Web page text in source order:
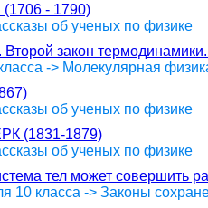
- 1790)
об ученых по физике
Второй закон
-> Молекулярная
об ученых по физике
(1831-1879)
об ученых по физике
тел может совершить
10 класса -> Законы